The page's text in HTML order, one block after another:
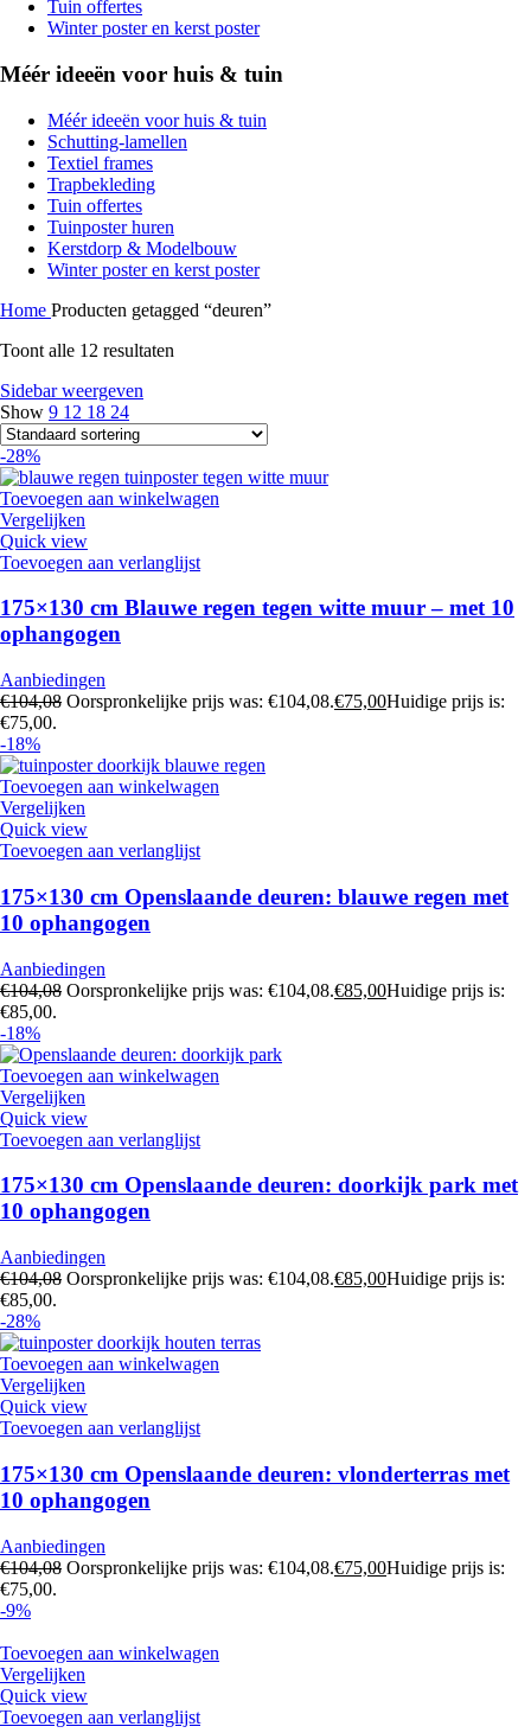
Tuin offertes
Winter poster en kerst poster
Méér ideeën voor huis & tuin
Méér ideeën voor huis & tuin
Schutting-lamellen
Textiel frames
Trapbekleding
Tuin offertes
Tuinposter huren
Kerstdorp & Modelbouw
Winter poster en kerst poster
Home Producten getagged “deuren”
Toont alle 12 resultaten
Sidebar weergeven
Show 9 12 18 24
-28%
Toevoegen aan winkelwagen
Vergelijken
Quick view
Toevoegen aan verlanglijst
175×130 cm Blauwe regen tegen witte muur – met 10
ophangogen
Aanbiedingen
€104,08 Oorspronkelijke prijs was: €104,08.€75,00Huidige prijs is:
€75,00.
-18%
Toevoegen aan winkelwagen
Vergelijken
Quick view
Toevoegen aan verlanglijst
175×130 cm Openslaande deuren: blauwe regen met
10 ophangogen
Aanbiedingen
€104,08 Oorspronkelijke prijs was: €104,08.€85,00Huidige prijs is:
€85,00.
-18%
Toevoegen aan winkelwagen
Vergelijken
Quick view
Toevoegen aan verlanglijst
175×130 cm Openslaande deuren: doorkijk park met
10 ophangogen
Aanbiedingen
€104,08 Oorspronkelijke prijs was: €104,08.€85,00Huidige prijs is:
€85,00.
-28%
Toevoegen aan winkelwagen
Vergelijken
Quick view
Toevoegen aan verlanglijst
175×130 cm Openslaande deuren: vlonderterras met
10 ophangogen
Aanbiedingen
€104,08 Oorspronkelijke prijs was: €104,08.€75,00Huidige prijs is:
€75,00.
-9%
Toevoegen aan winkelwagen
Vergelijken
Quick view
Toevoegen aan verlanglijst